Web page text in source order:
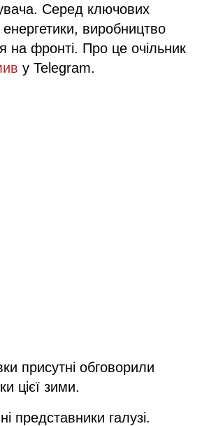
Серед ключових
виробництво
на фронті. Про це очільник
у Telegram.
присутні обговорили
цієї зими.
представники галузі.